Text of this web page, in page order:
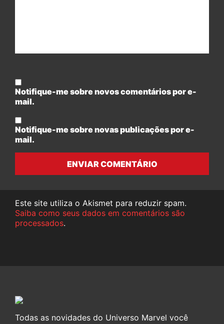
Notifique-me sobre novos comentários por e-
mail.
Notifique-me sobre novas publicações por e-
mail.
ENVIAR COMENTÁRIO
Este site utiliza o Akismet para reduzir spam.
Saiba como seus dados em comentários são
processados.
Todas as novidades do Universo Marvel você